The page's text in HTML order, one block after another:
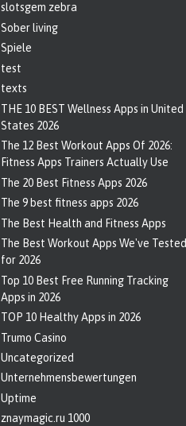
slotsgem zebra
Sober living
Spiele
test
texts
THE 10 BEST Wellness Apps in United
States 2026
The 12 Best Workout Apps Of 2026:
Fitness Apps Trainers Actually Use
The 20 Best Fitness Apps 2026
The 9 best fitness apps 2026
The Best Health and Fitness Apps
The Best Workout Apps We've Tested
for 2026
Top 10 Best Free Running Tracking
Apps in 2026
TOP 10 Healthy Apps in 2026
Trumo Casino
Uncategorized
Unternehmensbewertungen
Uptime
znaymagic.ru 1000